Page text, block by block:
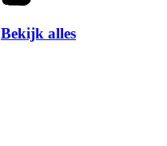
Bekijk alles